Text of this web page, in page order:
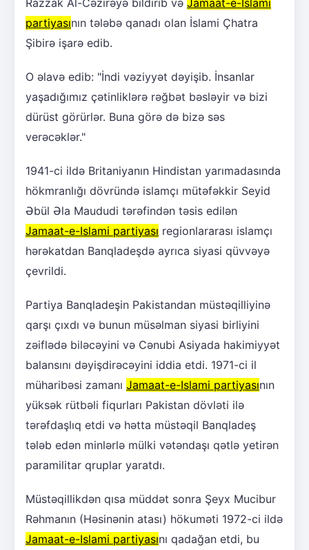
partiyasının tələbə qanadı olan İslami Çhatra
Şibirə işarə edib.
O əlavə edib: "İndi vəziyyət dəyişib. İnsanlar
yaşadığımız çətinliklərə rəğbət bəsləyir və bizi
dürüst görürlər. Buna görə də bizə səs
verəcəklər."
1941-ci ildə Britaniyanın Hindistan yarımadasında
hökmranlığı dövründə islamçı mütəfəkkir Seyid
Əbül Əla Maududi tərəfindən təsis edilən
Jamaat-e-Islami partiyası regionlararası islamçı
hərəkatdan Banqladeşdə ayrıca siyasi qüvvəyə
çevrildi.
Partiya Banqladeşin Pakistandan müstəqilliyinə
qarşı çıxdı və bunun müsəlman siyasi birliyini
zəiflədə biləcəyini və Cənubi Asiyada hakimiyyət
balansını dəyişdirəcəyini iddia etdi. 1971-ci il
müharibəsi zamanı Jamaat-e-Islami partiyasının
yüksək rütbəli fiqurları Pakistan dövləti ilə
tərəfdaşlıq etdi və hətta müstəqil Banqladeş
tələb edən minlərlə mülki vətəndaşı qətlə yetirən
paramilitar qruplar yaratdı.
Müstəqillikdən qısa müddət sonra Şeyx Mucibur
Rəhmanın (Həsinənin atası) hökuməti 1972-ci ildə
Jamaat-e-Islami partiyasını qadağan etdi, bu